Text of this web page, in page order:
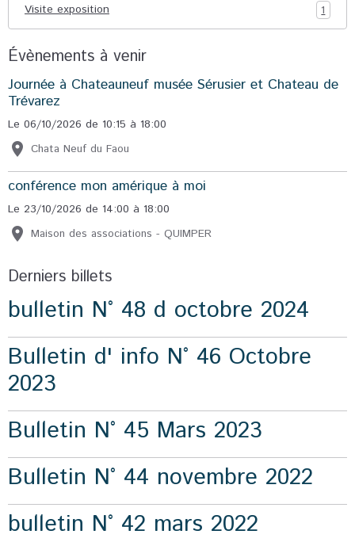
Visite exposition 1
Évènements à venir
Journée à Chateauneuf musée Sérusier et Chateau de
Trévarez
Le 06/10/2026 de 10:15 à 18:00
Chata Neuf du Faou
conférence mon amérique à moi
Le 23/10/2026 de 14:00 à 18:00
Maison des associations - QUIMPER
Derniers billets
bulletin N° 48 d octobre 2024
Bulletin d' info N° 46 Octobre
2023
Bulletin N° 45 Mars 2023
Bulletin N° 44 novembre 2022
bulletin N° 42 mars 2022